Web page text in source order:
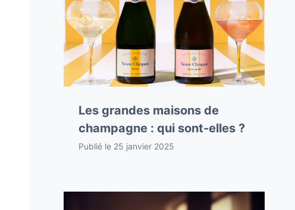
Les grandes maisons de
champagne : qui sont-elles ?
Publié le 25 janvier 2025